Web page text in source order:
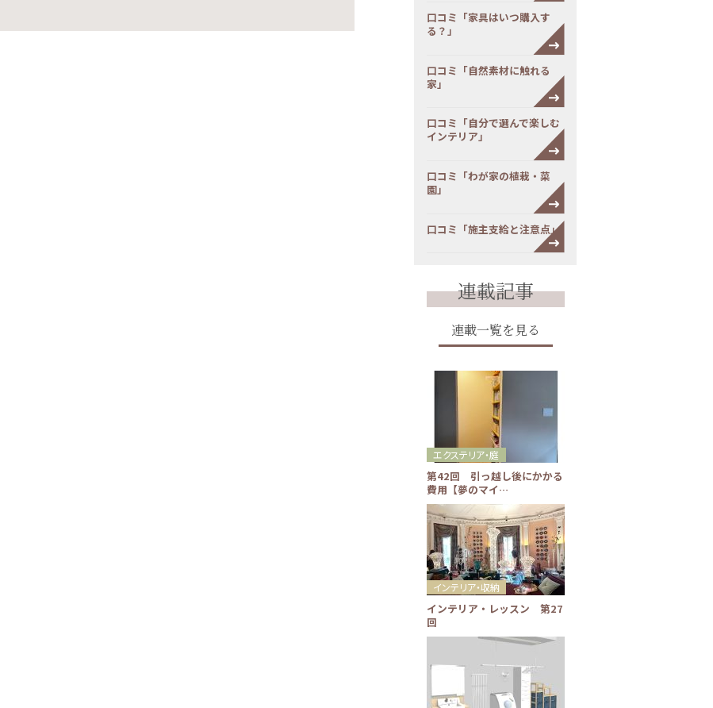
口コミ「家具はいつ購入す
る？」
口コミ「自然素材に触れる
家」
口コミ「自分で選んで楽しむ
インテリア」
口コミ「わが家の植栽・菜
園」
口コミ「施主支給と注意点」
連載記事
連載一覧を見る
第42回 引っ越し後にかかる
費用【夢のマイ…
エクステリア・庭
インテリア・レッスン 第27
回
インテリア・収納